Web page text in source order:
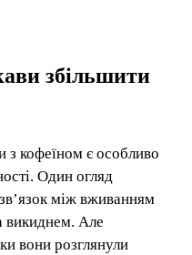
збільшити
кофеїном є особливо
Один огляд
між вживанням
викиднем. Але
вони розглянули